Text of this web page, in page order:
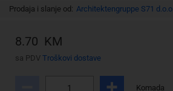
Prodaja i slanje od: Architektengruppe S71 d.o.o.
8.70 KM
sa PDV Troškovi dostave
Komada